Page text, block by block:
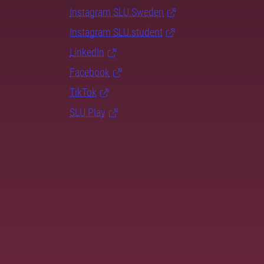
Instagram SLU.Sweden
Instagram SLU.student
LinkedIn
Facebook
TikTok
SLU Play